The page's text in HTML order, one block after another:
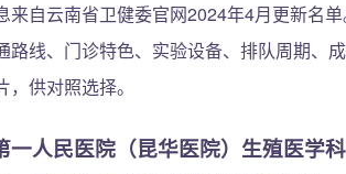
来自云南省卫健委官网2024年4月更新名
路线、门诊特色、实验设备、排队周期、
，供对照选择。
一人民医院（昆华医院）生殖医学科